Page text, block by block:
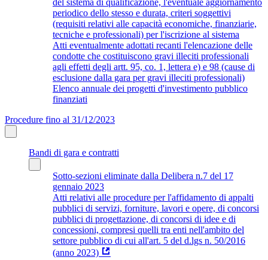
periodico dello stesso e durata, criteri soggettivi
(requisiti relativi alle capacità economiche, finanziarie,
tecniche e professionali) per l'iscrizione al sistema
Atti eventualmente adottati recanti l'elencazione delle
condotte che costituiscono gravi illeciti professionali
agli effetti degli artt. 95, co. 1, lettera e) e 98 (cause di
esclusione dalla gara per gravi illeciti professionali)
Elenco annuale dei progetti d'investimento pubblico
finanziati
Procedure fino al 31/12/2023
Bandi di gara e contratti
Sotto-sezioni eliminate dalla Delibera n.7 del 17
gennaio 2023
Atti relativi alle procedure per l'affidamento di appalti
pubblici di servizi, forniture, lavori e opere, di concorsi
pubblici di progettazione, di concorsi di idee e di
concessioni, compresi quelli tra enti nell'ambito del
settore pubblico di cui all'art. 5 del d.lgs n. 50/2016
(anno 2023)